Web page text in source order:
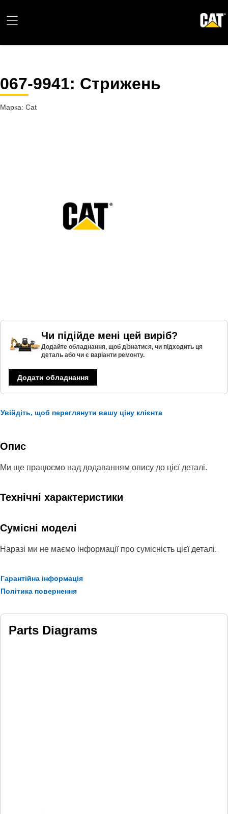
067-9941: Стрижень
Марка: Cat
Чи підійде мені цей виріб?
Додайте обладнання, щоб дізнатися, чи підходить ця
деталь або чи є варіанти ремонту.
Додати обладнання
Увійдіть, щоб переглянути вашу ціну клієнта
Опис
Ми ще працюємо над додаванням опису до цієї деталі.
Технічні характеристики
Сумісні моделі
Наразі ми не маємо інформації про сумісність цієї деталі.
Гарантійна інформація
Політика повернення
Parts Diagrams